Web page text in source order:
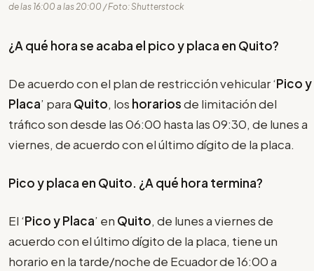
de las 16:00 a las 20:00 / Foto: Shutterstock
¿A qué hora se acaba el pico y placa en Quito?
De acuerdo con el plan de restricción vehicular ‘Pico y
Placa’ para Quito, los horariosde limitación del
tráfico son desde las 06:00 hasta las 09:30, de lunes a
viernes, de acuerdo con el último dígito de la placa.
Pico y placa en Quito. ¿A qué hora termina?
El ‘Pico y Placa’ en Quito, de lunes a viernes de
acuerdo con el último dígito de la placa, tiene un
horario en la tarde/noche de Ecuador de 16:00 a